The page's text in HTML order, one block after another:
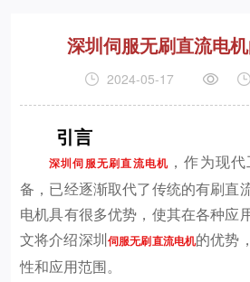
深圳伺服无刷直流电
2024-05-17
引言
深圳伺服无刷直流电机 ，作为现
备，已经逐渐取代了传统的有刷直
电机具有很多优势，使其在各种应
文将介绍深圳伺服无刷直流电机的优势
性和应用范围。